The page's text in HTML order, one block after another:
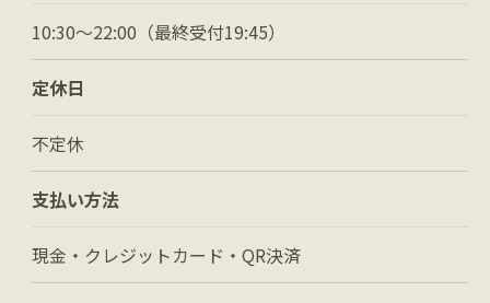
10:30〜22:00（最終受付19:45）
定休日
不定休
支払い方法
現金・クレジットカード・QR決済